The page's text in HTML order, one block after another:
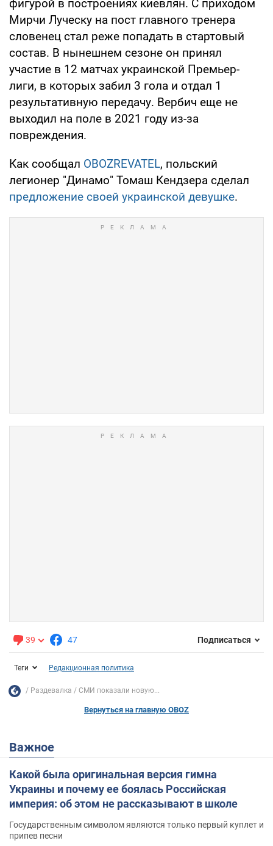
фигурой в построениях киевлян. С приходом
Мирчи Луческу на пост главного тренера
словенец стал реже попадать в стартовый
состав. В нынешнем сезоне он принял
участие в 12 матчах украинской Премьер-
лиги, в которых забил 3 гола и отдал 1
результативную передачу. Вербич еще не
выходил на поле в 2021 году из-за
повреждения.
Как сообщал OBOZREVATEL, польский
легионер "Динамо" Томаш Кендзера сделал
предложение своей украинской девушке.
39 47 Подписаться
Теги Редакционная политика
Раздевалка СМИ показали новую...
Вернуться на главную OBOZ
Важное
Какой была оригинальная версия гимна
Украины и почему ее боялась Российская
империя: об этом не рассказывают в школе
Государственным символом являются только первый куплет и
припев песни